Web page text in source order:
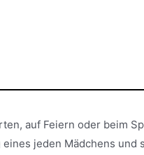
auf Feiern oder beim
jeden Mädchens und